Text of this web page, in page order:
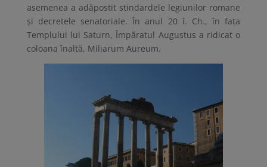
asemenea a adăpostit stindardele legiunilor romane
și decretele senatoriale. În anul 20 î. Ch., în fața
Templului lui Saturn, Împăratul Augustus a ridicat o
coloana înaltă, Miliarum Aureum.